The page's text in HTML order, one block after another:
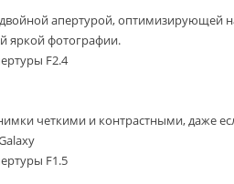
апертурой, оптимизирующей
яркой фотографии.
F2.4
четкими и контрастными, даже
F1.5